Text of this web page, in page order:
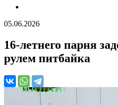
05.06.2026
16-летнего парня
рулем питбайка